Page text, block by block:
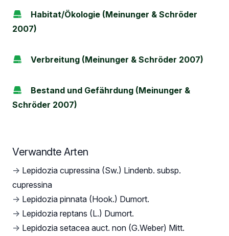
Habitat/Ökologie (Meinunger & Schröder
2007)
Verbreitung (Meinunger & Schröder 2007)
Bestand und Gefährdung (Meinunger &
Schröder 2007)
Verwandte Arten
→ Lepidozia cupressina (Sw.) Lindenb. subsp.
cupressina
→ Lepidozia pinnata (Hook.) Dumort.
→ Lepidozia reptans (L.) Dumort.
→ Lepidozia setacea auct. non (G.Weber) Mitt.